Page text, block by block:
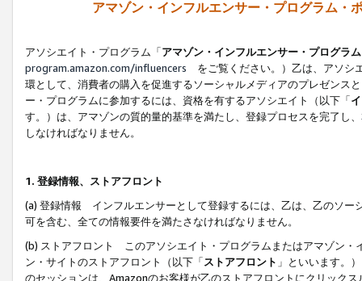
アマゾン・インフルエンサー・プログラム・
アソシエイト・プログラム「アマゾン・インフルエンサー・プログラム
program.amazon.com/influencers をご覧ください。）乙は、アソシ
環として、消費者の購入を促進するソーシャルメディアのプレゼンス
ー・プログラムに参加するには、資格を有するアソシエイト（以下「
す。）は、アマゾンの質的量的基準を満たし、登録プロセスを完了し、
しなければなりません。
1. 登録情報、ストアフロント
(a) 登録情報 インフルエンサーとして登録するには、乙は、乙のソー
可を含む、全ての情報要件を満たさなければなりません。
(b) ストアフロント このアソシエイト・プログラムまたはアマゾン・
ン・サイトのストアフロント（以下「ストアフロント 」といいます。
のセッションは、Amazonのお客様が乙のストアフロントにクリック